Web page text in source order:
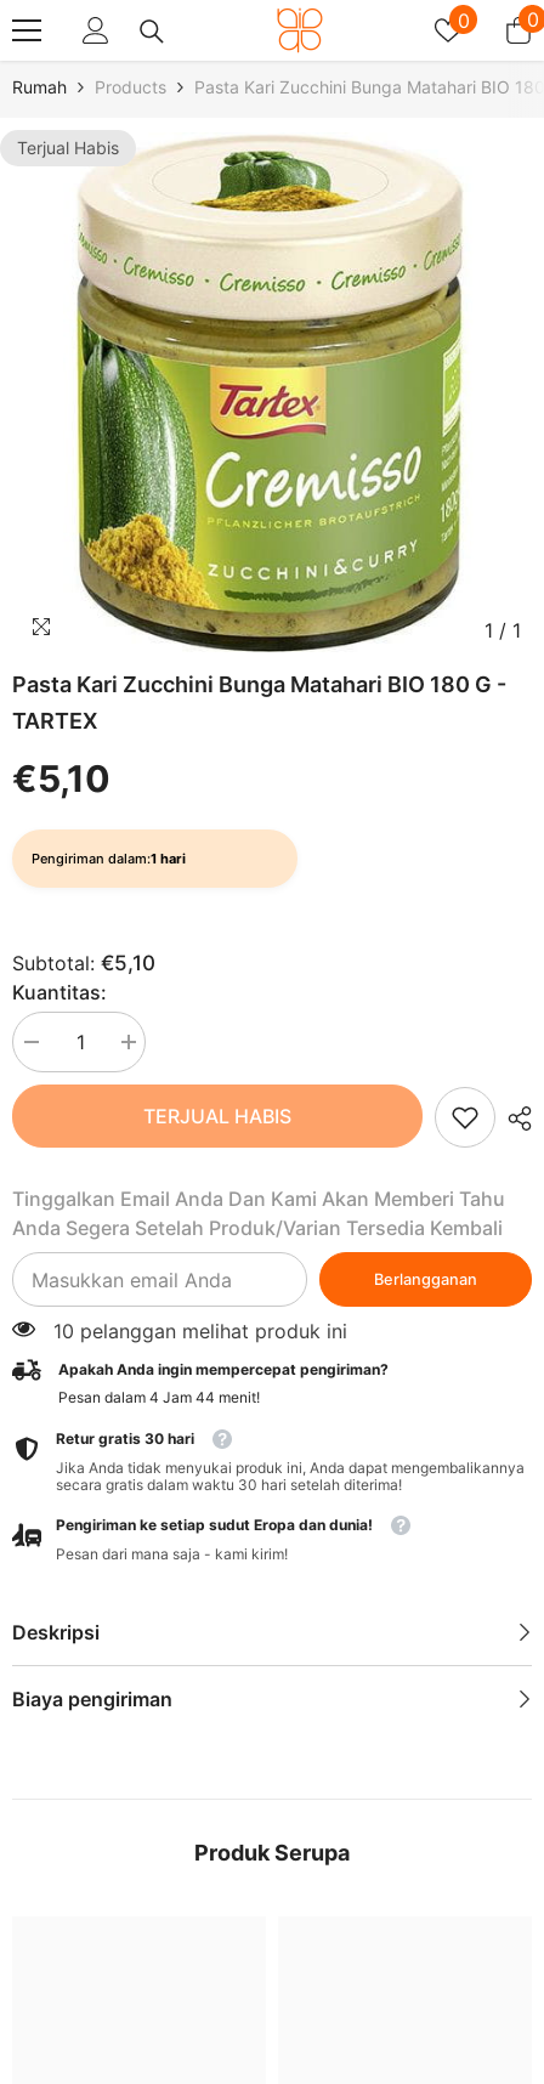
0Daftar 00
Rumah Products Pasta Kari Zucchini Bunga Matahari BIO
Terjual Habis
1 / 1
Pasta Kari Zucchini Bunga Matahari BIO 180 G -
TARTEX
€5,10
Pengiriman dalam:1 hari
Subtotal: €5,10
Kuantitas:
Kurangi
kuantitas
untuk
Zucchini
BIO
180
g
-
TARTEX
Tingkatkan
kuantitas
untuk
Pasta
Kari
BIO
g
-
TARTEX
TERJUAL HABIS
Tinggalkan Email Anda Dan Kami Akan Memberi Tahu
Anda Segera Setelah Produk/varian Tersedia Kembali
Berlangganan
10 pelanggan melihat produk ini
Apakah Anda ingin mempercepat pengiriman?
Pesan dalam 4 Jam 44 menit!
Retur gratis 30 hari
Jika Anda tidak menyukai produk ini, Anda dapat mengembalikannya
secara gratis dalam waktu 30 hari setelah diterima!
Pengiriman ke setiap sudut Eropa dan dunia!
Pesan dari mana saja - kami kirim!
Deskripsi
Biaya pengiriman
Produk Serupa